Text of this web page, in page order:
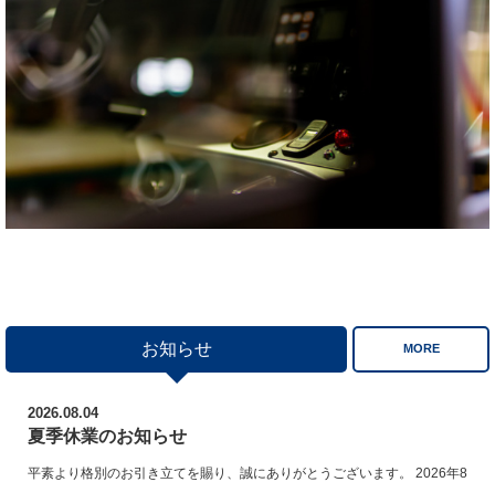
お知らせ MORE
2026.08.04
夏季休業のお知らせ
平素より格別のお引き立てを賜り、誠にありがとうございます。 2026年8